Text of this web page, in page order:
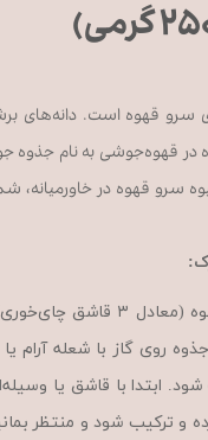
سرو قهوه است.
در قهوه‌جوشی به نام جذوه
قهوه در خاورمیانه،
شود. ابتدا با قاشق یا
و ترکیب شود و منتظر